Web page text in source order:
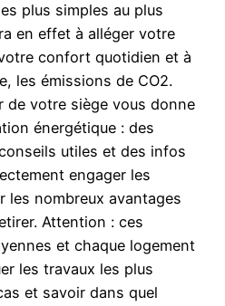
plus simples au plus
en effet à alléger votre
confort quotidien et à
les émissions de CO2.
de votre siège vous donne
énergétique : des
utiles et des infos
engager les
les nombreux avantages
Attention : ces
et chaque logement
les travaux les plus
et savoir dans quel